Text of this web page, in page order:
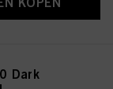
Dark